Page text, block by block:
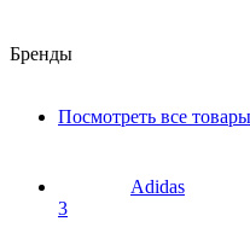
Бренды
Посмотреть все товары
Adidas
3